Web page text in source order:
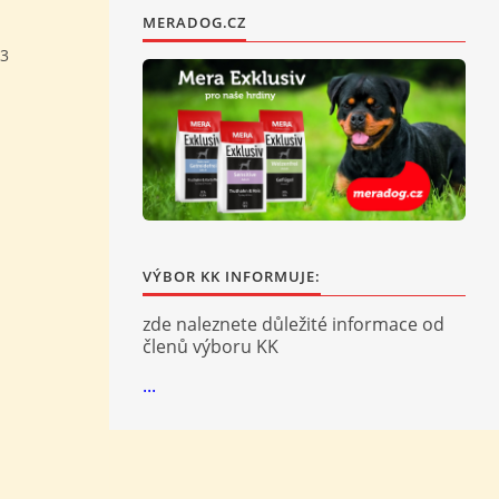
MERADOG.CZ
VÝBOR KK INFORMUJE:
zde naleznete důležité informace od
členů výboru KK
...